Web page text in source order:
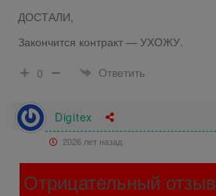
ДОСТАЛИ,
Закончится контракт — УХОЖУ.
0
Ответить
Digitex
2026 лет назад
Отрицательный отзыв